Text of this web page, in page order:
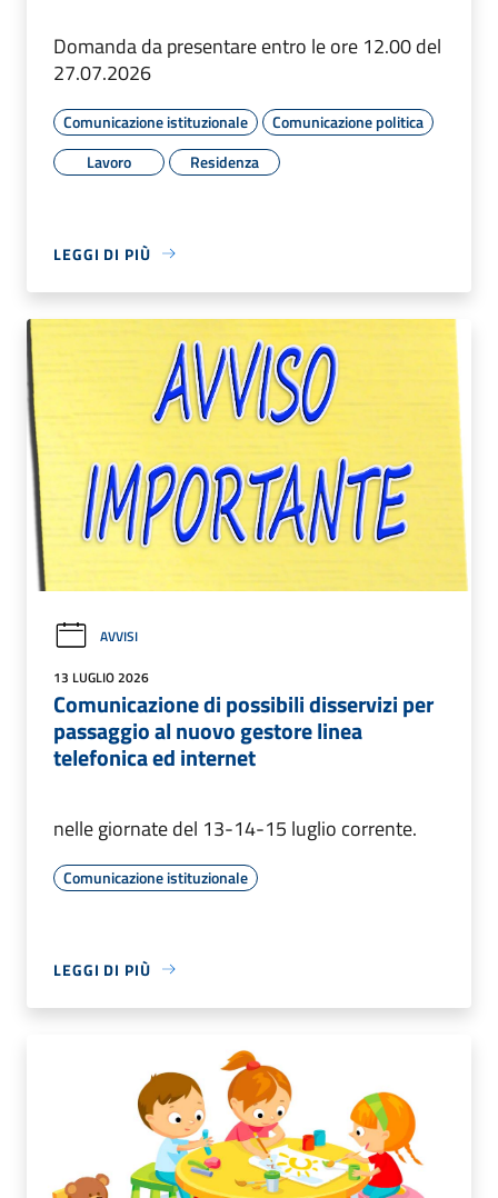
Domanda da presentare entro le ore 12.00 del
27.07.2026
Comunicazione istituzionale
Comunicazione politica
Lavoro
Residenza
LEGGI DI PIÙ
AVVISI
13 LUGLIO 2026
Comunicazione di possibili disservizi per
passaggio al nuovo gestore linea
telefonica ed internet
nelle giornate del 13-14-15 luglio corrente.
Comunicazione istituzionale
LEGGI DI PIÙ